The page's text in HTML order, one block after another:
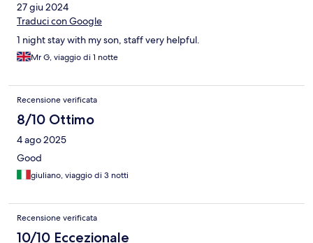
27 giu 2024
Traduci con Google
1 night stay with my son, staff very helpful.
Mr G, viaggio di 1 notte
Recensione verificata
8/10 Ottimo
4 ago 2025
Good
giuliano, viaggio di 3 notti
Recensione verificata
10/10 Eccezionale